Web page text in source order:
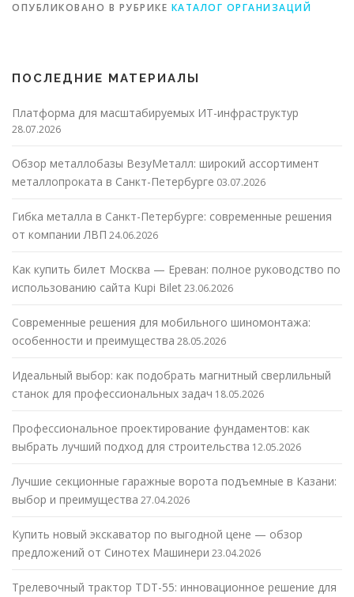
ОПУБЛИКОВАНО В РУБРИКЕ КАТАЛОГ ОРГАНИЗАЦИЙ
ПОСЛЕДНИЕ МАТЕРИАЛЫ
Платформа для масштабируемых ИТ-инфраструктур
28.07.2026
Обзор металлобазы ВезуМеталл: широкий ассортимент
металлопроката в Санкт-Петербурге 03.07.2026
Гибка металла в Санкт-Петербурге: современные решения
от компании ЛВП 24.06.2026
Как купить билет Москва — Ереван: полное руководство по
использованию сайта Kupi Bilet23.06.2026
Современные решения для мобильного шиномонтажа:
особенности и преимущества 28.05.2026
Идеальный выбор: как подобрать магнитный сверлильный
станок для профессиональных задач 18.05.2026
Профессиональное проектирование фундаментов: как
выбрать лучший подход для строительства 12.05.2026
Лучшие секционные гаражные ворота подъемные в Казани:
выбор и преимущества 27.04.2026
Купить новый экскаватор по выгодной цене — обзор
предложений от Синотех Машинери 23.04.2026
Трелевочный трактор TDT-55: инновационное решение для